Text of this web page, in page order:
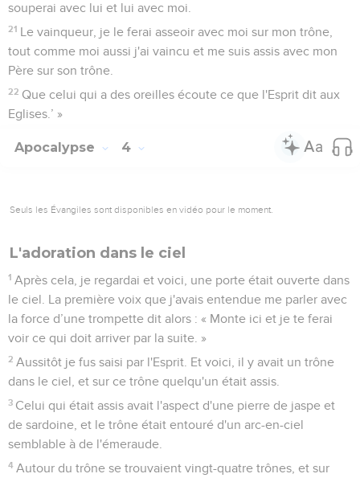
souperai avec lui et lui avec moi.
21 Le vainqueur, je le ferai asseoir avec moi sur mon trône,
tout comme moi aussi j'ai vaincu et me suis assis avec mon
Père sur son trône.
22 Que celui qui a des oreilles écoute ce que l'Esprit dit aux
Eglises.’ »
Apocalypse 4
Seuls les Évangiles sont disponibles en vidéo pour le moment.
L'adoration dans le ciel
1 Après cela, je regardai et voici, une porte était ouverte dans
le ciel. La première voix que j'avais entendue me parler avec
la force d’une trompette dit alors : « Monte ici et je te ferai
voir ce qui doit arriver par la suite. »
2 Aussitôt je fus saisi par l'Esprit. Et voici, il y avait un trône
dans le ciel, et sur ce trône quelqu'un était assis.
3 Celui qui était assis avait l'aspect d'une pierre de jaspe et
de sardoine, et le trône était entouré d'un arc-en-ciel
semblable à de l'émeraude.
4 Autour du trône se trouvaient vingt-quatre trônes, et sur